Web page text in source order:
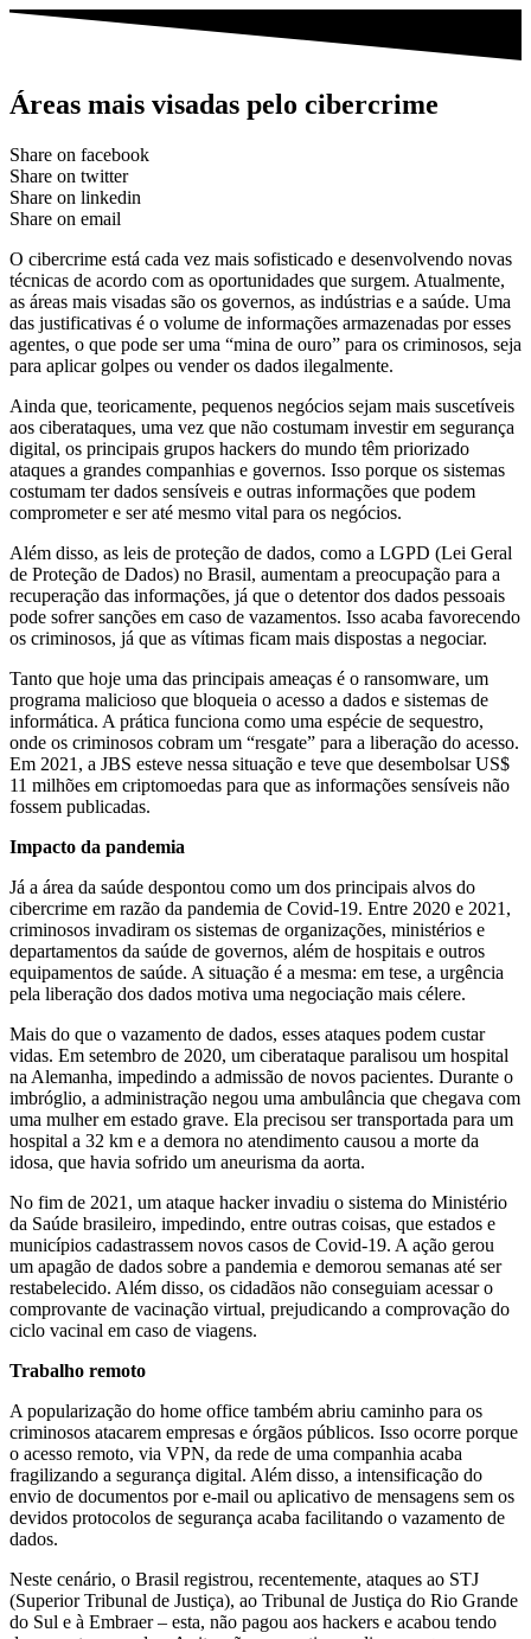
Áreas mais visadas pelo cibercrime
Share on facebook
Share on twitter
Share on linkedin
Share on email
O cibercrime está cada vez mais sofisticado e desenvolvendo novas
técnicas de acordo com as oportunidades que surgem. Atualmente,
as áreas mais visadas são os governos, as indústrias e a saúde. Uma
das justificativas é o volume de informações armazenadas por esses
agentes, o que pode ser uma “mina de ouro” para os criminosos, seja
para aplicar golpes ou vender os dados ilegalmente.
Ainda que, teoricamente, pequenos negócios sejam mais suscetíveis
aos ciberataques, uma vez que não costumam investir em segurança
digital, os principais grupos hackers do mundo têm priorizado
ataques a grandes companhias e governos. Isso porque os sistemas
costumam ter dados sensíveis e outras informações que podem
comprometer e ser até mesmo vital para os negócios.
Além disso, as leis de proteção de dados, como a LGPD (Lei Geral
de Proteção de Dados) no Brasil, aumentam a preocupação para a
recuperação das informações, já que o detentor dos dados pessoais
pode sofrer sanções em caso de vazamentos. Isso acaba favorecendo
os criminosos, já que as vítimas ficam mais dispostas a negociar.
Tanto que hoje uma das principais ameaças é o ransomware, um
programa malicioso que bloqueia o acesso a dados e sistemas de
informática. A prática funciona como uma espécie de sequestro,
onde os criminosos cobram um “resgate” para a liberação do acesso.
Em 2021, a JBS esteve nessa situação e teve que desembolsar US$
11 milhões em criptomoedas para que as informações sensíveis não
fossem publicadas.
Impacto da pandemia
Já a área da saúde despontou como um dos principais alvos do
cibercrime em razão da pandemia de Covid-19. Entre 2020 e 2021,
criminosos invadiram os sistemas de organizações, ministérios e
departamentos da saúde de governos, além de hospitais e outros
equipamentos de saúde. A situação é a mesma: em tese, a urgência
pela liberação dos dados motiva uma negociação mais célere.
Mais do que o vazamento de dados, esses ataques podem custar
vidas. Em setembro de 2020, um ciberataque paralisou um hospital
na Alemanha, impedindo a admissão de novos pacientes. Durante o
imbróglio, a administração negou uma ambulância que chegava com
uma mulher em estado grave. Ela precisou ser transportada para um
hospital a 32 km e a demora no atendimento causou a morte da
idosa, que havia sofrido um aneurisma da aorta.
No fim de 2021, um ataque hacker invadiu o sistema do Ministério
da Saúde brasileiro, impedindo, entre outras coisas, que estados e
municípios cadastrassem novos casos de Covid-19. A ação gerou
um apagão de dados sobre a pandemia e demorou semanas até ser
restabelecido. Além disso, os cidadãos não conseguiam acessar o
comprovante de vacinação virtual, prejudicando a comprovação do
ciclo vacinal em caso de viagens.
Trabalho remoto
A popularização do home office também abriu caminho para os
criminosos atacarem empresas e órgãos públicos. Isso ocorre porque
o acesso remoto, via VPN, da rede de uma companhia acaba
fragilizando a segurança digital. Além disso, a intensificação do
envio de documentos por e-mail ou aplicativo de mensagens sem os
devidos protocolos de segurança acaba facilitando o vazamento de
dados.
Neste cenário, o Brasil registrou, recentemente, ataques ao STJ
(Superior Tribunal de Justiça), ao Tribunal de Justiça do Rio Grande
do Sul e à Embraer – esta, não pagou aos hackers e acabou tendo